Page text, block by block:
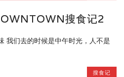
搜食记2
我们去的时候是中午时光，人不是
搜食记